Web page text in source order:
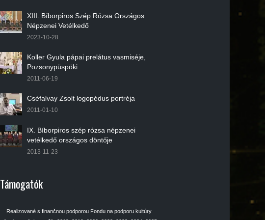
XIII. Bíborpiros Szép Rózsa Országos
Népzenei Vetélkedő
2023-10-28
Koller Gyula pápai prelátus vasmiséje,
Pozsonypüspöki
2011-06-19
Cséfalvay Zsolt logopédus portréja
2011-01-10
IX. Bíborpiros szép rózsa népzenei
vetélkedő országos döntője
2013-11-23
Támogatók
Realizované s finančnou podporou Fondu na podporu kultúry